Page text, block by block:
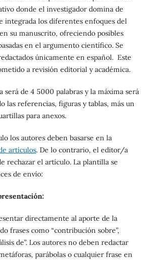
donde el investigador domina de
integrada los diferentes enfoques del
su manuscrito, ofreciendo posibles
en el argumento científico. Se
únicamente en español. Este
a revisión editorial y académica.
será de 4 5000 palabras y la máxima será
las referencias, figuras y tablas, más un
para anexos.
los autores deben basarse en la
artículos. De lo contrario, el editor/a
rechazar el artículo. La plantilla se
de envío:
directamente al aporte de la
frases como “contribución sobre”,
de”. Los autores no deben redactar
parábolas o cualquier frase en